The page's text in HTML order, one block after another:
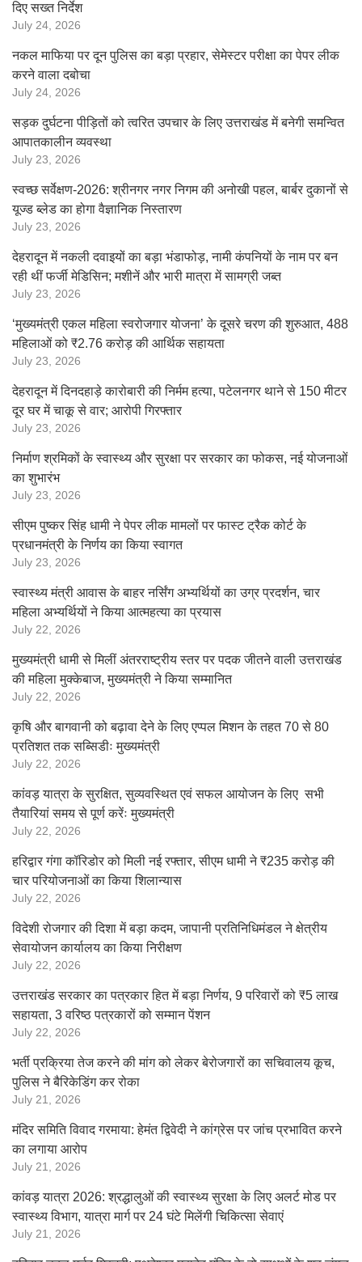
दिए सख्त निर्देश
July 24, 2026
नकल माफिया पर दून पुलिस का बड़ा प्रहार, सेमेस्टर परीक्षा का पेपर लीक
करने वाला दबोचा
July 24, 2026
सड़क दुर्घटना पीड़ितों को त्वरित उपचार के लिए उत्तराखंड में बनेगी समन्वित
आपातकालीन व्यवस्था
July 23, 2026
स्वच्छ सर्वेक्षण-2026: श्रीनगर नगर निगम की अनोखी पहल, बार्बर दुकानों से
यूज्ड ब्लेड का होगा वैज्ञानिक निस्तारण
July 23, 2026
देहरादून में नकली दवाइयों का बड़ा भंडाफोड़, नामी कंपनियों के नाम पर बन
रही थीं फर्जी मेडिसिन; मशीनें और भारी मात्रा में सामग्री जब्त
July 23, 2026
‘मुख्यमंत्री एकल महिला स्वरोजगार योजना’ के दूसरे चरण की शुरुआत, 488
महिलाओं को ₹2.76 करोड़ की आर्थिक सहायता
July 23, 2026
देहरादून में दिनदहाड़े कारोबारी की निर्मम हत्या, पटेलनगर थाने से 150 मीटर
दूर घर में चाकू से वार; आरोपी गिरफ्तार
July 23, 2026
निर्माण श्रमिकों के स्वास्थ्य और सुरक्षा पर सरकार का फोकस, नई योजनाओं
का शुभारंभ
July 23, 2026
सीएम पुष्कर सिंह धामी ने पेपर लीक मामलों पर फास्ट ट्रैक कोर्ट के
प्रधानमंत्री के निर्णय का किया स्वागत
July 23, 2026
स्वास्थ्य मंत्री आवास के बाहर नर्सिंग अभ्यर्थियों का उग्र प्रदर्शन, चार
महिला अभ्यर्थियों ने किया आत्महत्या का प्रयास
July 22, 2026
मुख्यमंत्री धामी से मिलीं अंतरराष्ट्रीय स्तर पर पदक जीतने वाली उत्तराखंड
की महिला मुक्केबाज, मुख्यमंत्री ने किया सम्मानित
July 22, 2026
कृषि और बागवानी को बढ़ावा देने के लिए एप्पल मिशन के तहत 70 से 80
प्रतिशत तक सब्सिडीः मुख्यमंत्री
July 22, 2026
कांवड़ यात्रा के सुरक्षित, सुव्यवस्थित एवं सफल आयोजन के लिए सभी
तैयारियां समय से पूर्ण करेंः मुख्यमंत्री
July 22, 2026
हरिद्वार गंगा कॉरिडोर को मिली नई रफ्तार, सीएम धामी ने ₹235 करोड़ की
चार परियोजनाओं का किया शिलान्यास
July 22, 2026
विदेशी रोजगार की दिशा में बड़ा कदम, जापानी प्रतिनिधिमंडल ने क्षेत्रीय
सेवायोजन कार्यालय का किया निरीक्षण
July 22, 2026
उत्तराखंड सरकार का पत्रकार हित में बड़ा निर्णय, 9 परिवारों को ₹5 लाख
सहायता, 3 वरिष्ठ पत्रकारों को सम्मान पेंशन
July 22, 2026
भर्ती प्रक्रिया तेज करने की मांग को लेकर बेरोजगारों का सचिवालय कूच,
पुलिस ने बैरिकेडिंग कर रोका
July 21, 2026
मंदिर समिति विवाद गरमाया: हेमंत द्विवेदी ने कांग्रेस पर जांच प्रभावित करने
का लगाया आरोप
July 21, 2026
कांवड़ यात्रा 2026: श्रद्धालुओं की स्वास्थ्य सुरक्षा के लिए अलर्ट मोड पर
स्वास्थ्य विभाग, यात्रा मार्ग पर 24 घंटे मिलेंगी चिकित्सा सेवाएं
July 21, 2026